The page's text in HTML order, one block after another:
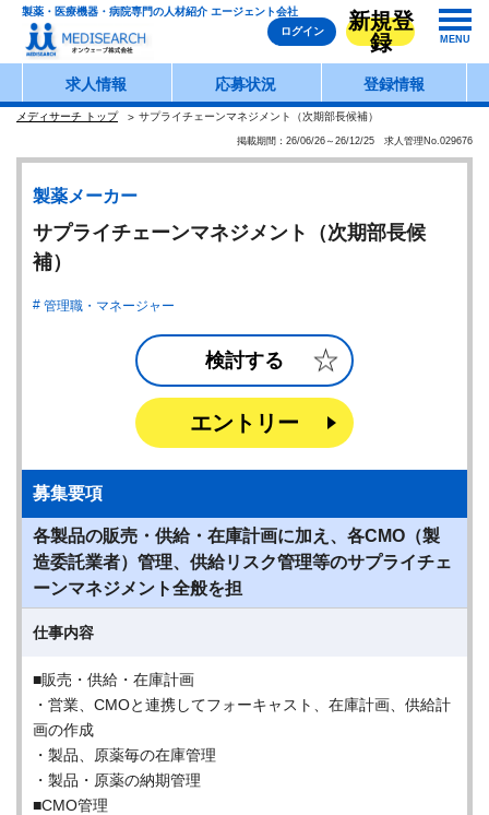
製薬・医療機器・病院専門の人材紹介 エージェント会社
ログイン
新規登
録
MENU
求人情報 応募状況 登録情報
メディサーチ トップ サプライチェーンマネジメント（次期部長候補）
掲載期間：26/06/26～26/12/25 求人管理No.029676
製薬メーカー
サプライチェーンマネジメント（次期部長候
補）
管理職・マネージャー
検討する
エントリー
募集要項
各製品の販売・供給・在庫計画に加え、各CMO（製
造委託業者）管理、供給リスク管理等のサプライチェ
ーンマネジメント全般を担
仕事内容
■販売・供給・在庫計画
・営業、CMOと連携してフォーキャスト、在庫計画、供給計
画の作成
・製品、原薬毎の在庫管理
・製品・原薬の納期管理
■CMO管理